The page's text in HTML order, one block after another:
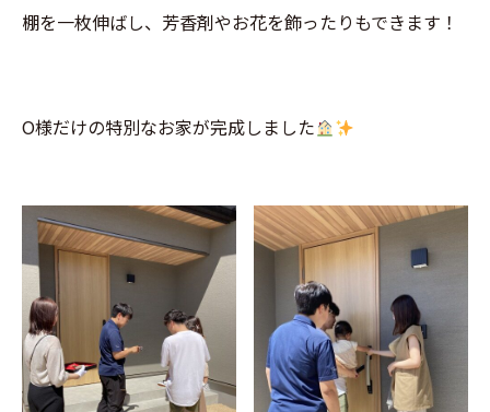
棚を一枚伸ばし、芳香剤やお花を飾ったりもできます！
O様だけの特別なお家が完成しました